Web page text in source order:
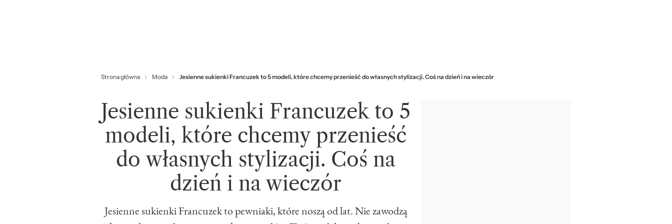
Strona główna Moda Jesienne sukienki Francuzek to 5 modeli, które chcemy przenieść do własnych stylizacji. Coś na dzień i na wieczór
Jesienne sukienki Francuzek to 5
modeli, które chcemy przenieść
do własnych stylizacji. Coś na
dzień i na wieczór
Jesienne sukienki Francuzek to pewniaki, które noszą od lat. Nie zawodzą